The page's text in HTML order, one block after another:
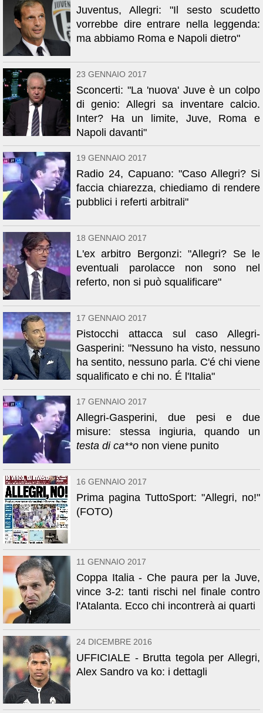
Juventus, Allegri: "Il sesto scudetto
vorrebbe dire entrare nella leggenda:
ma abbiamo Roma e Napoli dietro"
23 GENNAIO 2017
Sconcerti: "La 'nuova' Juve è un colpo
di genio: Allegri sa inventare calcio.
Inter? Ha un limite, Juve, Roma e
Napoli davanti"
19 GENNAIO 2017
Radio 24, Capuano: "Caso Allegri? Si
faccia chiarezza, chiediamo di rendere
pubblici i referti arbitrali"
18 GENNAIO 2017
L'ex arbitro Bergonzi: "Allegri? Se le
eventuali parolacce non sono nel
referto, non si può squalificare"
17 GENNAIO 2017
Pistocchi attacca sul caso Allegri-
Gasperini: "Nessuno ha visto, nessuno
ha sentito, nessuno parla. C'é chi viene
squalificato e chi no. É l'Italia"
17 GENNAIO 2017
Allegri-Gasperini, due pesi e due
misure: stessa ingiuria, quando un
testa di ca**o non viene punito
16 GENNAIO 2017
Prima pagina TuttoSport: "Allegri, no!"
(FOTO)
11 GENNAIO 2017
Coppa Italia - Che paura per la Juve,
vince 3-2: tanti rischi nel finale contro
l'Atalanta. Ecco chi incontrerà ai quarti
24 DICEMBRE 2016
UFFICIALE - Brutta tegola per Allegri,
Alex Sandro va ko: i dettagli